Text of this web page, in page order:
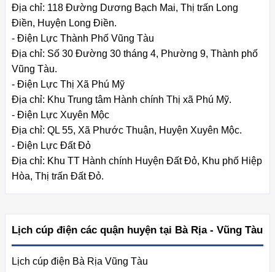
Địa chỉ: 118 Đường Dương Bạch Mai, Thị trấn Long
Điền, Huyện Long Điền.
- Điện Lực Thành Phố Vũng Tàu
Địa chỉ: Số 30 Đường 30 tháng 4, Phường 9, Thành phố
Vũng Tàu.
- Điện Lực Thị Xã Phú Mỹ
Địa chỉ: Khu Trung tâm Hành chính Thị xã Phú Mỹ.
- Điện Lực Xuyên Mộc
Địa chỉ: QL 55, Xã Phước Thuận, Huyện Xuyên Mộc.
- Điện Lực Đất Đỏ
Địa chỉ: Khu TT Hành chính Huyện Đất Đỏ, Khu phố Hiệp
Hòa, Thị trấn Đất Đỏ.
Lịch cúp điện các quận huyện tại Bà Rịa - Vũng Tàu
Lịch cúp điện Bà Rịa Vũng Tàu